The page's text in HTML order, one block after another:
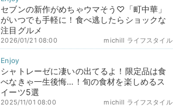
セブンの新作がめちゃウマそう♡「町中華」
がいつでも手軽に！食べ逃したらショックな
注目グルメ
michill ライフスタイル
2026/01/21 08:00
シャトレーゼに凄いの出てるよ！限定品は食
べなきゃ一生後悔…！旬の食材を楽しめるス
イーツ5選
michill ライフスタイル
2025/11/01 08:00